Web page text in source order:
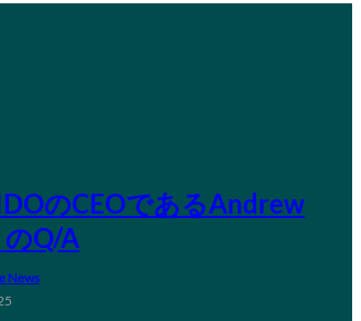
のCEOであるAndrew
Q/A
News